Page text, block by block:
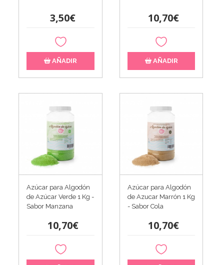
3,50€
AÑADIR
10,70€
AÑADIR
Azúcar para Algodón
de Azúcar Verde 1 Kg -
Sabor Manzana
10,70€
Azúcar para Algodón
de Azucar Marrón 1 Kg
- Sabor Cola
10,70€